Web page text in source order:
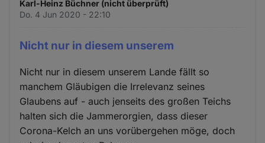
Karl-Heinz Büchner (nicht überprüft)
Do. 4 Jun 2020 - 22:10
Nicht nur in diesem unserem
Nicht nur in diesem unserem Lande fällt so
manchem Gläubigen die Irrelevanz seines
Glaubens auf - auch jenseits des großen Teichs
halten sich die Jammerorgien, dass dieser
Corona-Kelch an uns vorübergehen möge, doch